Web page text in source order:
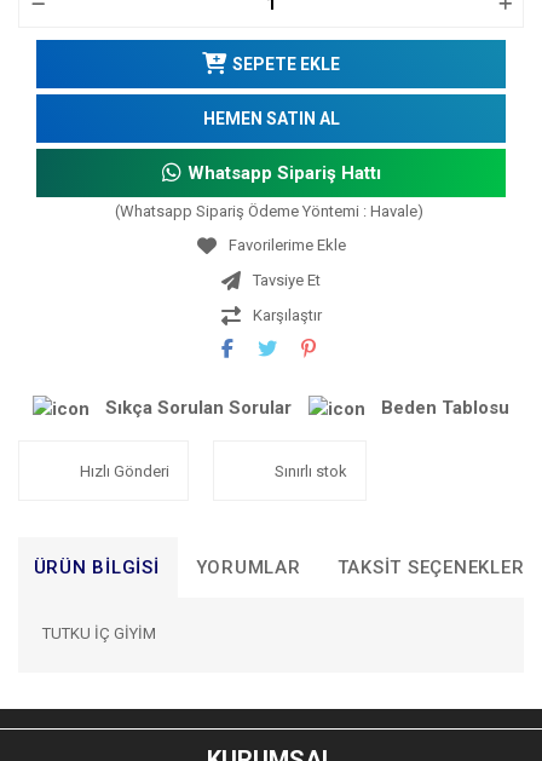
SEPETE EKLE
HEMEN SATIN AL
Whatsapp Sipariş Hattı
(Whatsapp Sipariş Ödeme Yöntemi : Havale)
Tavsiye Et
Karşılaştır
Sıkça Sorulan Sorular Beden Tablosu
Hızlı Gönderi Sınırlı stok
ÜRÜN BILGISI YORUMLAR TAKSIT SEÇENEKLERI
TUTKU İÇ GİYİM
Bu ürünün fiyat bilgisi, resim, ürün açıklamalarında ve diğer
konularda yetersiz gördüğünüz noktaları öneri formunu
kullanarak tarafımıza iletebilirsiniz.